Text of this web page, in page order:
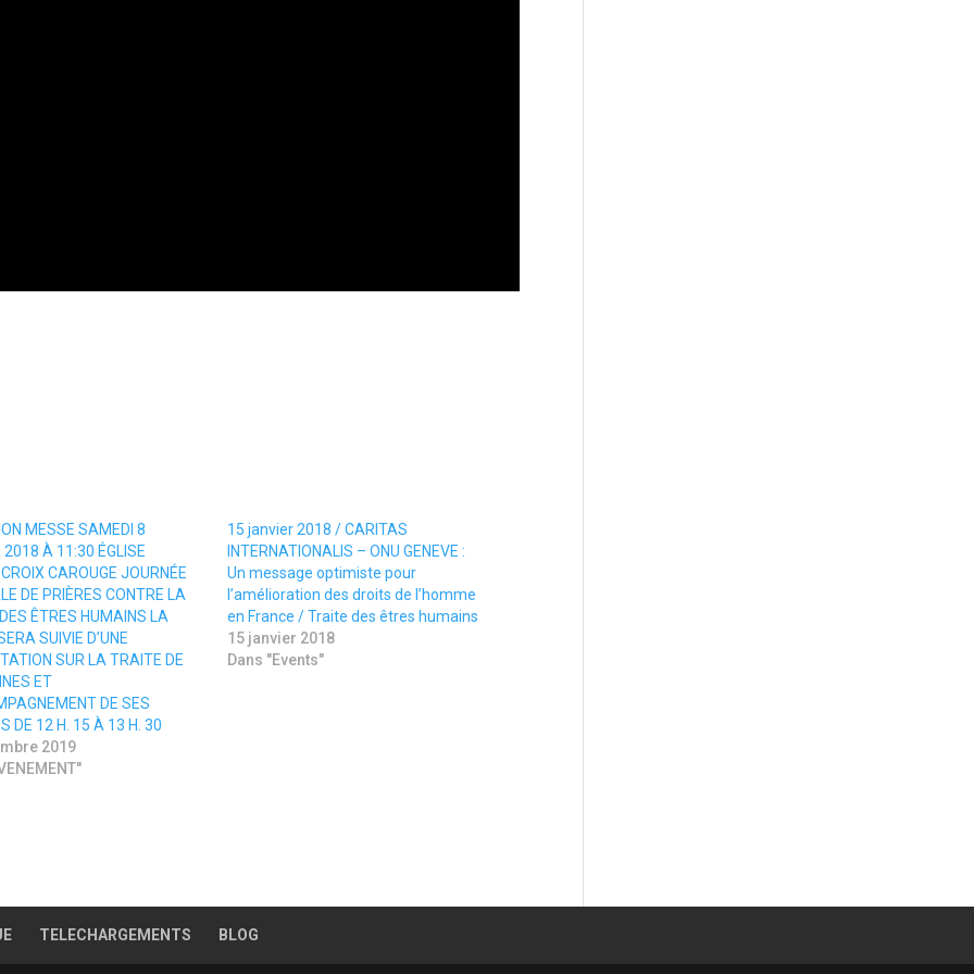
MESSE SAMEDI 8
2018 À 11:30 ÉGLISE
CAROUGE JOURNÉE
DE PRIÈRES CONTRE LA
ÊTRES HUMAINS LA
SUIVIE D’UNE
SUR LA TRAITE DE
ET
DE SES
DE 12 H. 15 À 13 H. 30
2019
15 janvier 2018 / CARITAS
INTERNATIONALIS – ONU GENEVE :
Un message optimiste pour
l’amélioration des droits de l’homme
en France / Traite des êtres humains
15 janvier 2018
Dans "Events"
TELECHARGEMENTS BLOG